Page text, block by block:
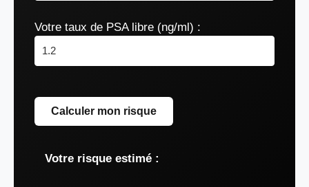
Votre taux de PSA libre (ng/ml) :
Calculer mon risque
Votre risque estimé :